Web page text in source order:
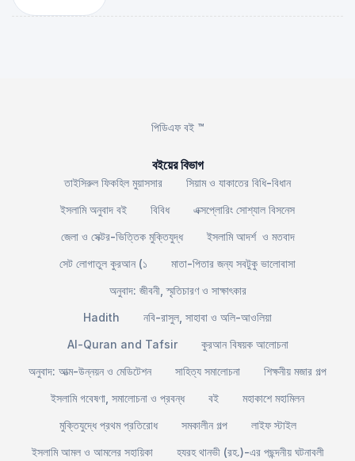
পিডিএফ বই ™
বইয়ের বিভাগ
তাইসিরুল ফিকহিল মুয়াসসার
সিয়াম ও যাকাতের বিধি-বিধান
ইসলামি অনুবাদ বই
বিবিধ
এক্সপ্লোরিং সোশ্যাল বিসনেস
জেলা ও সেক্টর-ভিত্তিক মুক্তিযুদ্ধ
ইসলামি আদর্শ ও মতবাদ
সেট লোগাতুল কুরআন (১
মাতা-পিতার জন্য সবটুকু ভালোবাসা
অনুবাদ: জীবনী, স্মৃতিচারণ ও সাক্ষাৎকার
Hadith
নবি-রাসুল, সাহাবা ও অলি-আওলিয়া
Al-Quran and Tafsir
কুরআন বিষয়ক আলোচনা
অনুবাদ: আত্ম-উন্নয়ন ও মেডিটেশন
সাহিত্য সমালোচনা
শিক্ষনীয় মজার গল্প
ইসলামি গবেষণা, সমালোচনা ও প্রবন্ধ
বই
মহাকাশে মহামিলন
মুক্তিযুদ্ধে প্রথম প্রতিরোধ
সমকালীন গল্প
লাইফ স্টাইল
ইসলামি আমল ও আমলের সহায়িকা
হযরহ থানভী (রহ.)-এর পছন্দনীয় ঘটনাবলী